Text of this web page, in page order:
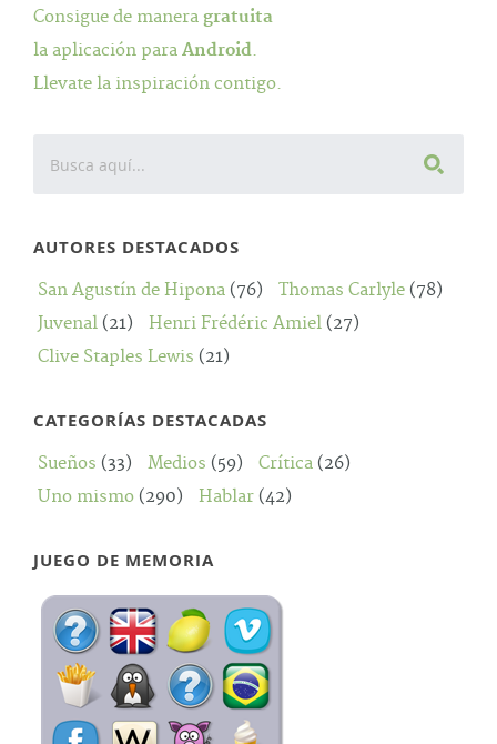
Consigue de manera gratuita
la aplicación para Android.
Llevate la inspiración contigo.
AUTORES DESTACADOS
San Agustín de Hipona (76) Thomas Carlyle (78)
Juvenal (21) Henri Frédéric Amiel (27)
Clive Staples Lewis (21)
CATEGORÍAS DESTACADAS
Sueños (33) Medios (59) Crítica (26)
Uno mismo (290) Hablar (42)
JUEGO DE MEMORIA